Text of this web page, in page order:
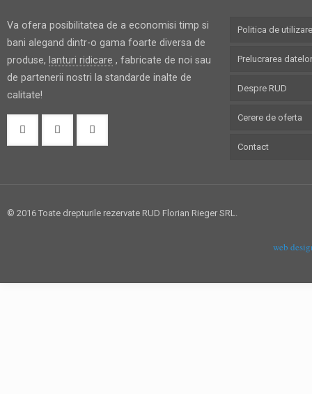
Va ofera posibilitatea de a economisi timp si
bani alegand dintr-o gama foarte diversa de
produse, lanturi ridicare , fabricate de noi sau
de partenerii nostri la standarde inalte de
calitate!
Politica de
Prelucrarea
Despre RUD
Cerere de oferta
Contact
© 2016 Toate drepturile rezervate RUD Florian Rieger SRL.
web